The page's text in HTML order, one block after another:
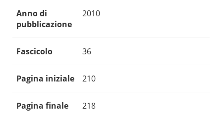
Anno di
pubblicazione
2010
Fascicolo 36
Pagina iniziale 210
Pagina finale 218